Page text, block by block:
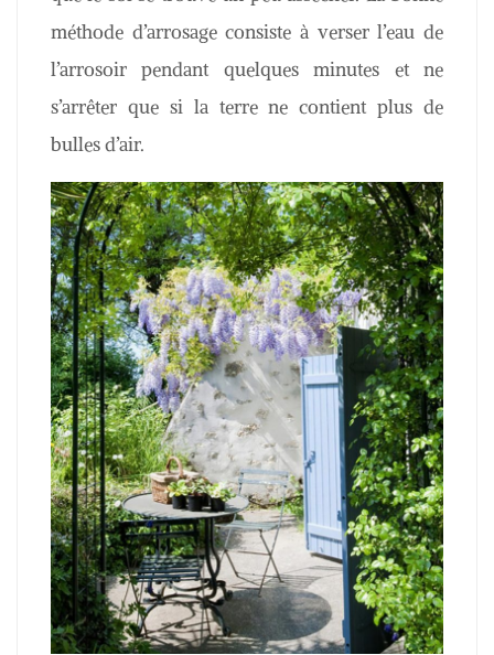
méthode d’arrosage consiste à verser l’eau de
l’arrosoir pendant quelques minutes et ne
s’arrêter que si la terre ne contient plus de
bulles d’air.